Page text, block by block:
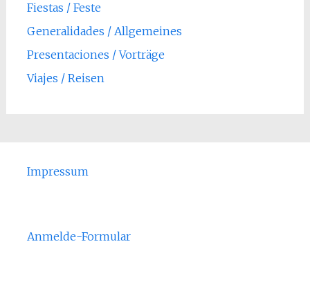
Fiestas / Feste
Generalidades / Allgemeines
Presentaciones / Vorträge
Viajes / Reisen
Impressum
Anmelde-Formular